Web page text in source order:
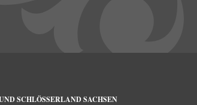
SCHLÖSSERLAND SACHSEN